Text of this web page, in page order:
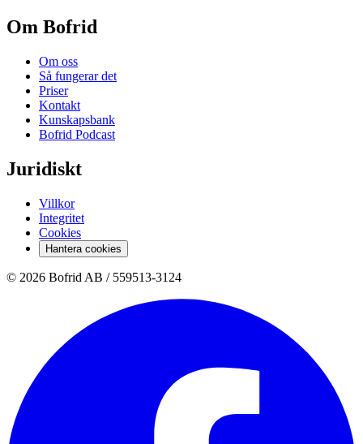
Om Bofrid
Om oss
Så fungerar det
Priser
Kontakt
Kunskapsbank
Bofrid Podcast
Juridiskt
Villkor
Integritet
Cookies
Hantera cookies
© 2026 Bofrid AB / 559513-3124